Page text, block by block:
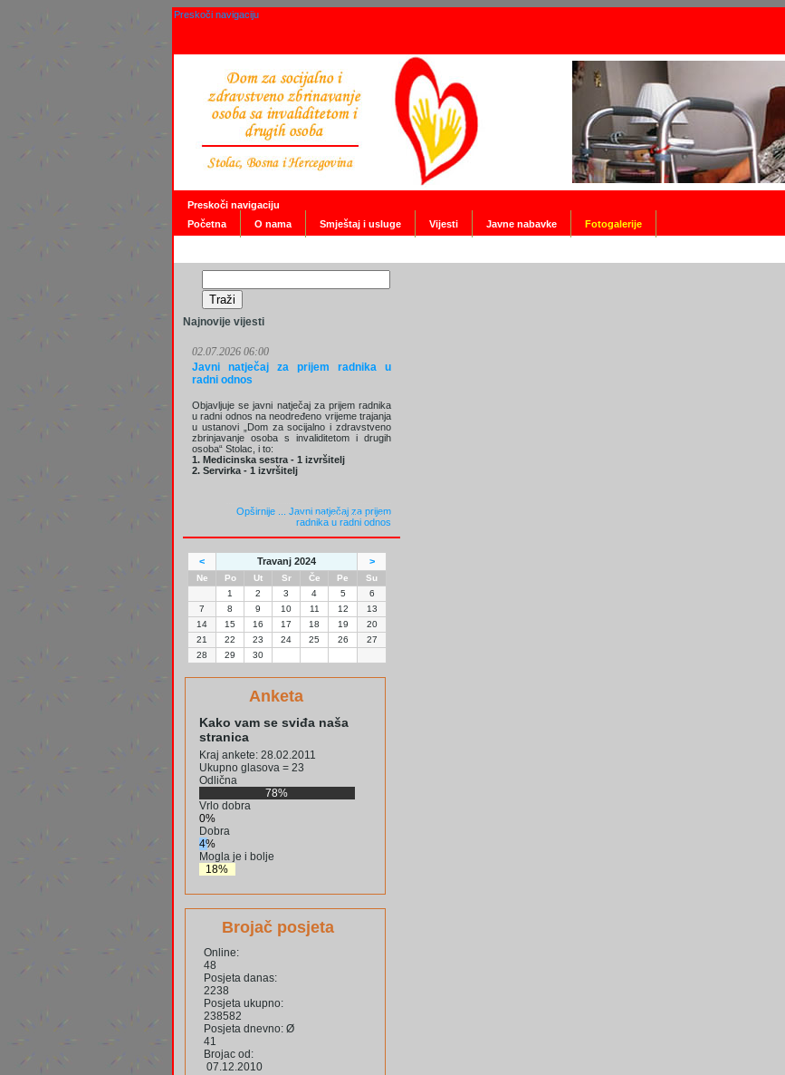
Preskoči navigaciju
Preskoči navigaciju
Početna
O nama Smještaj i usluge Vijesti Javne nabavke Fotogalerije
Najnovije vijesti
02.07.2026 06:00
Javni natječaj za prijem radnika u
radni odnos
Objavljuje se javni natječaj za prijem radnika
u radni odnos na neodređeno vrijeme trajanja
u ustanovi „Dom za socijalno i zdravstveno
zbrinjavanje osoba s invaliditetom i drugih
osoba“ Stolac, i to:
1. Medicinska sestra - 1 izvršitelj
2. Servirka - 1 izvršitelj
Opširnije ... Javni natječaj za prijem
radnika u radni odnos
< Travanj 2024 >
Ne Po Ut Sr Če Pe
Su
1
2 3 4 5
6
7
8 9 10 11 12
13
14
15 16 17 18 19
20
21
22 23 24 25 26
27
28
29 30
Anketa
Kako vam se sviđa naša
stranica
Kraj ankete: 28.02.2011
Ukupno glasova = 23
Odlična
78%
Vrlo dobra
0%
Dobra
4%
Mogla je i bolje
18%
Brojač posjeta
Online:
48
Posjeta danas:
2238
Posjeta ukupno:
238582
Posjeta dnevno: Ø
41
Brojac od:
07.12.2010